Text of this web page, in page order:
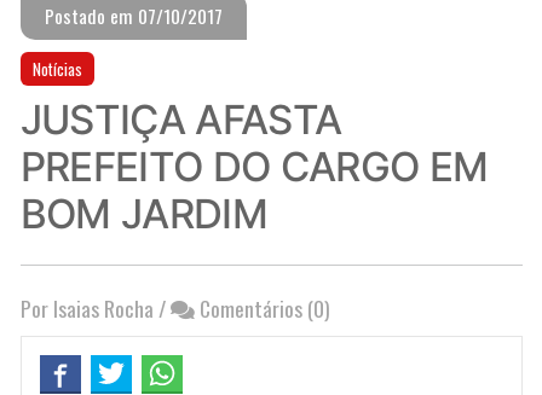
Postado em 07/10/2017
Notícias
JUSTIÇA AFASTA
PREFEITO DO CARGO EM
BOM JARDIM
Por Isaias Rocha / Comentários (0)